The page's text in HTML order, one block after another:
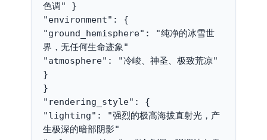
色调" }
"environment": {
"ground_hemisphere": "纯净的冰雪世
界，无任何生命迹象"
"atmosphere": "冷峻、神圣、极致荒凉"
}
}
"rendering_style": {
"lighting": "强烈的极高海拔直射光，产
生极深的暗部阴影"